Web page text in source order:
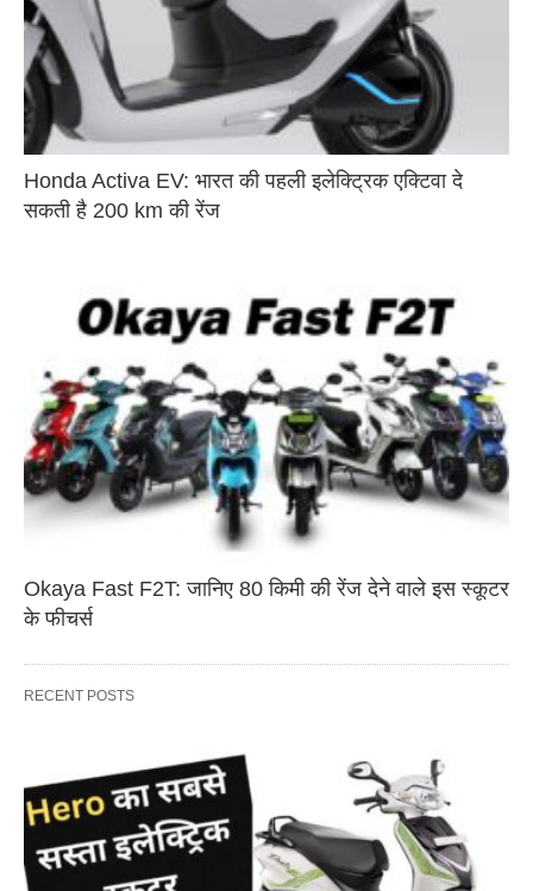
Honda Activa EV: भारत की पहली इलेक्ट्रिक एक्टिवा दे
सकती है 200 km की रेंज
Okaya Fast F2T: जानिए 80 किमी की रेंज देने वाले इस स्कूटर
के फीचर्स
RECENT POSTS